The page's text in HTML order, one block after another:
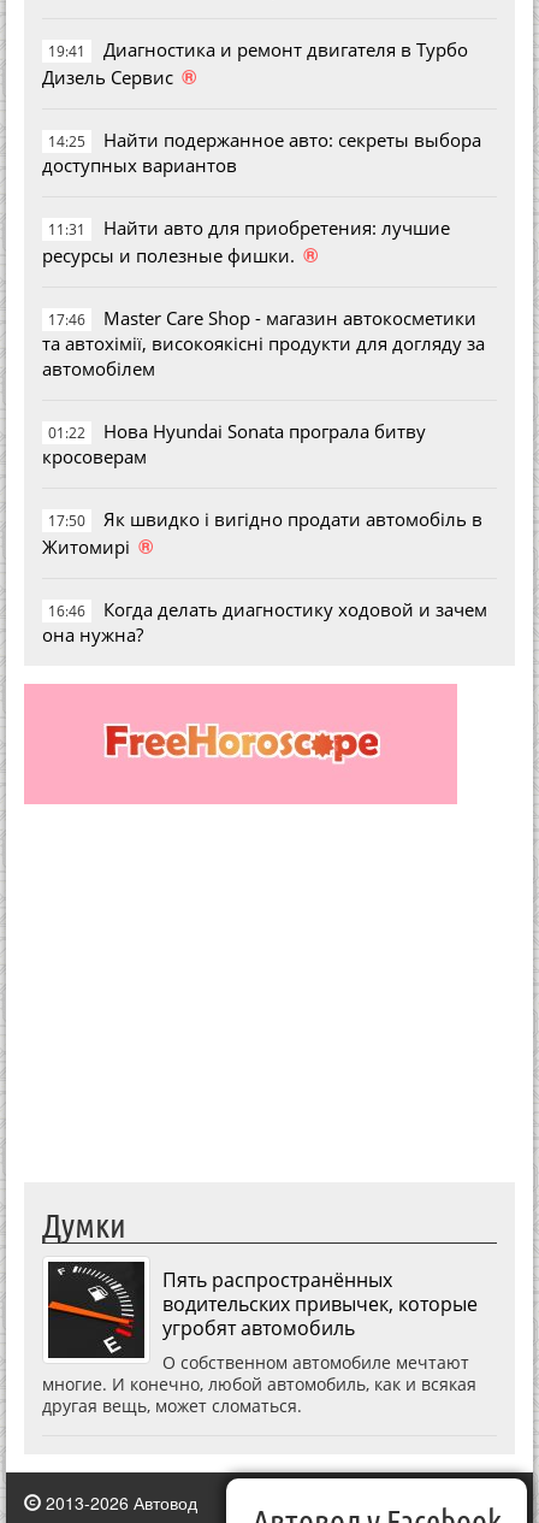
19:41
Диагностика и ремонт двигателя в Турбо
Дизель Сервис ®
14:25
Найти подержанное авто: секреты выбора
доступных вариантов
11:31
Найти авто для приобретения: лучшие
ресурсы и полезные фишки. ®
17:46
Master Care Shop - магазин автокосметики
та автохімії, високоякісні продукти для догляду за
автомобілем
01:22
Нова Hyundai Sonata програла битву
кросоверам
17:50
Як швидко і вигідно продати автомобіль в
Житомирі ®
16:46
Когда делать диагностику ходовой и зачем
она нужна?
Думки
Пять распространённых
водительских привычек, которые
угробят автомобиль
О собственном автомобиле мечтают
многие. И конечно, любой автомобиль, как и всякая
другая вещь, может сломаться.
2013-2026 Автовод